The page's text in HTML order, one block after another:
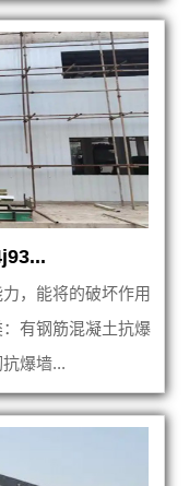
，能将的破坏作用
有钢筋混凝土抗爆
爆墙...